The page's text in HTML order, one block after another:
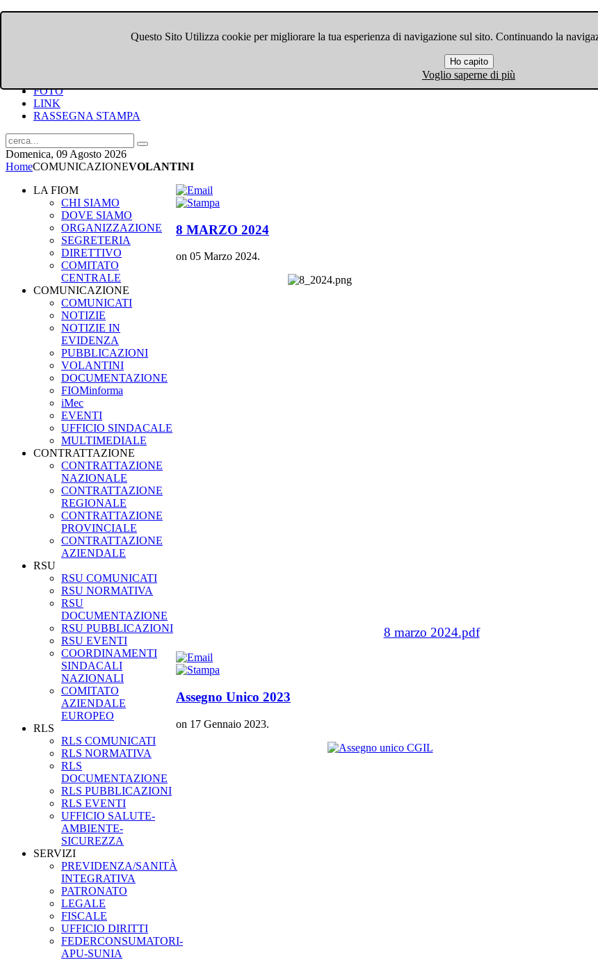
Questo Sito Utilizza cookie per migliorare la tua esperienza di navigazione sul sito. Continuando la
Ho capito
Voglio saperne di più
FOTO
LINK
RASSEGNA STAMPA
Domenica, 09 Agosto 2026
HomeCOMUNICAZIONEVOLANTINI
8 MARZO 2024
on 05 Marzo 2024.
8 marzo 2024.pdf
Assegno Unico 2023
on 17 Gennaio 2023.
LA FIOM
CHI SIAMO
DOVE SIAMO
ORGANIZZAZIONE
SEGRETERIA
DIRETTIVO
COMITATO
CENTRALE
COMUNICAZIONE
COMUNICATI
NOTIZIE
NOTIZIE IN
EVIDENZA
PUBBLICAZIONI
VOLANTINI
DOCUMENTAZIONE
FIOMinforma
iMec
EVENTI
UFFICIO SINDACALE
MULTIMEDIALE
CONTRATTAZIONE
CONTRATTAZIONE
NAZIONALE
CONTRATTAZIONE
REGIONALE
CONTRATTAZIONE
PROVINCIALE
CONTRATTAZIONE
AZIENDALE
RSU
RSU COMUNICATI
RSU NORMATIVA
RSU
DOCUMENTAZIONE
RSU PUBBLICAZIONI
RSU EVENTI
COORDINAMENTI
SINDACALI
NAZIONALI
COMITATO
AZIENDALE
EUROPEO
RLS
RLS COMUNICATI
RLS NORMATIVA
RLS
DOCUMENTAZIONE
RLS PUBBLICAZIONI
RLS EVENTI
UFFICIO SALUTE-
AMBIENTE-
SICUREZZA
SERVIZI
PREVIDENZA/SANITÀ
INTEGRATIVA
PATRONATO
LEGALE
FISCALE
UFFICIO DIRITTI
FEDERCONSUMATORI-
APU-SUNIA